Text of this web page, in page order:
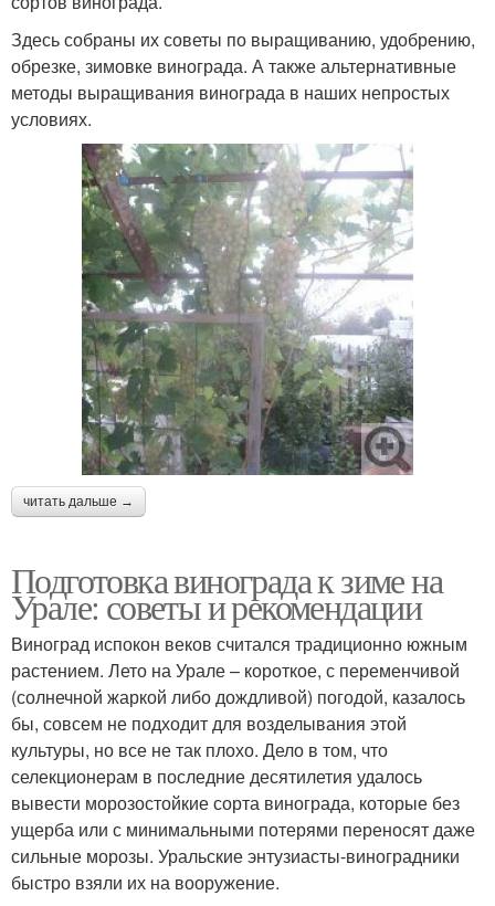
Здесь собраны их советы по выращиванию, удобрению,
обрезке, зимовке винограда. А также альтернативные
методы выращивания винограда в наших непростых
условиях.
читать дальше →
Подготовка винограда к зиме на
Урале: советы и рекомендации
Виноград испокон веков считался традиционно южным
растением. Лето на Урале – короткое, с переменчивой
(солнечной жаркой либо дождливой) погодой, казалось
бы, совсем не подходит для возделывания этой
культуры, но все не так плохо. Дело в том, что
селекционерам в последние десятилетия удалось
вывести морозостойкие сорта винограда, которые без
ущерба или с минимальными потерями переносят даже
сильные морозы. Уральские энтузиасты-виноградники
быстро взяли их на вооружение.